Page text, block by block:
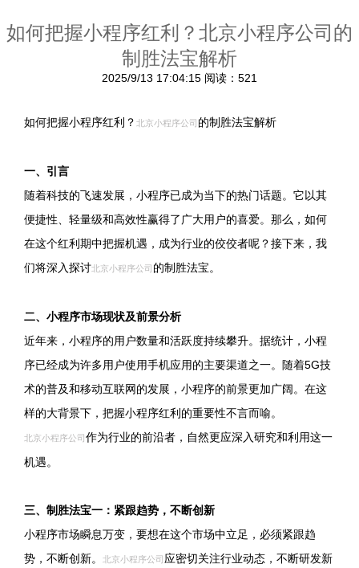
如何把握小程序红利？北京小程序公司的
制胜法宝解析
2025/9/13 17:04:15 阅读：521
如何把握小程序红利？ 北京小程序公司 的制胜法宝解析
一、引言
随着科技的飞速发展，小程序已成为当下的热门话题。它以其
便捷性、轻量级和高效性赢得了广大用户的喜爱。那么，如何
在这个红利期中把握机遇，成为行业的佼佼者呢？接下来，我
们将深入探讨北京小程序公司 的制胜法宝。
二、小程序市场现状及前景分析
近年来，小程序的用户数量和活跃度持续攀升。据统计，小程
序已经成为许多用户使用手机应用的主要渠道之一。随着5G技
术的普及和移动互联网的发展，小程序的前景更加广阔。在这
样的大背景下，把握小程序红利的重要性不言而喻。
北京小程序公司 作为行业的前沿者，自然更应深入研究和利用这一
机遇。
三、制胜法宝一：紧跟趋势，不断创新
小程序市场瞬息万变，要想在这个市场中立足，必须紧跟趋
势，不断创新。
北京小程序公司 应密切关注行业动态，不断研发新